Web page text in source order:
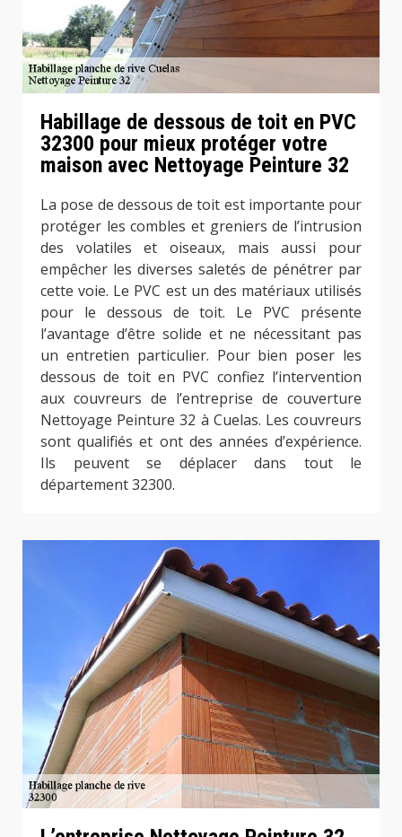
Habillage de dessous de toit en PVC
32300 pour mieux protéger votre
maison avec Nettoyage Peinture 32
La pose de dessous de toit est importante pour
protéger les combles et greniers de l’intrusion
des volatiles et oiseaux, mais aussi pour
empêcher les diverses saletés de pénétrer par
cette voie. Le PVC est un des matériaux utilisés
pour le dessous de toit. Le PVC présente
l’avantage d’être solide et ne nécessitant pas
un entretien particulier. Pour bien poser les
dessous de toit en PVC confiez l’intervention
aux couvreurs de l’entreprise de couverture
Nettoyage Peinture 32 à Cuelas. Les couvreurs
sont qualifiés et ont des années d’expérience.
Ils peuvent se déplacer dans tout le
département 32300.